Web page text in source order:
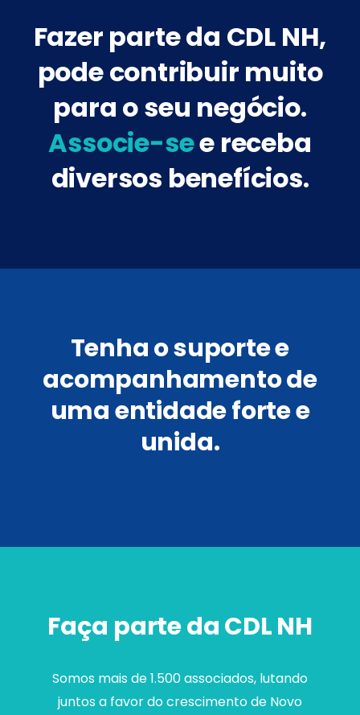
Fazer parte da CDL NH,
pode contribuir muito
para o seu negócio.
Associe-see receba
diversos benefícios.
Tenha o suporte e
acompanhamento de
uma entidade forte e
unida.
Faça parte da CDL NH
Somos mais de 1.500 associados, lutando
juntos a favor do crescimento de Novo